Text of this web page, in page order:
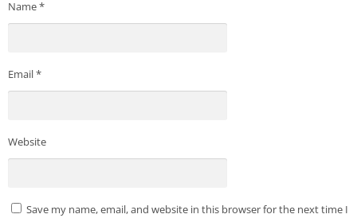
Name*
Email*
Website
Save my name, email, and website in this browser for the next time I